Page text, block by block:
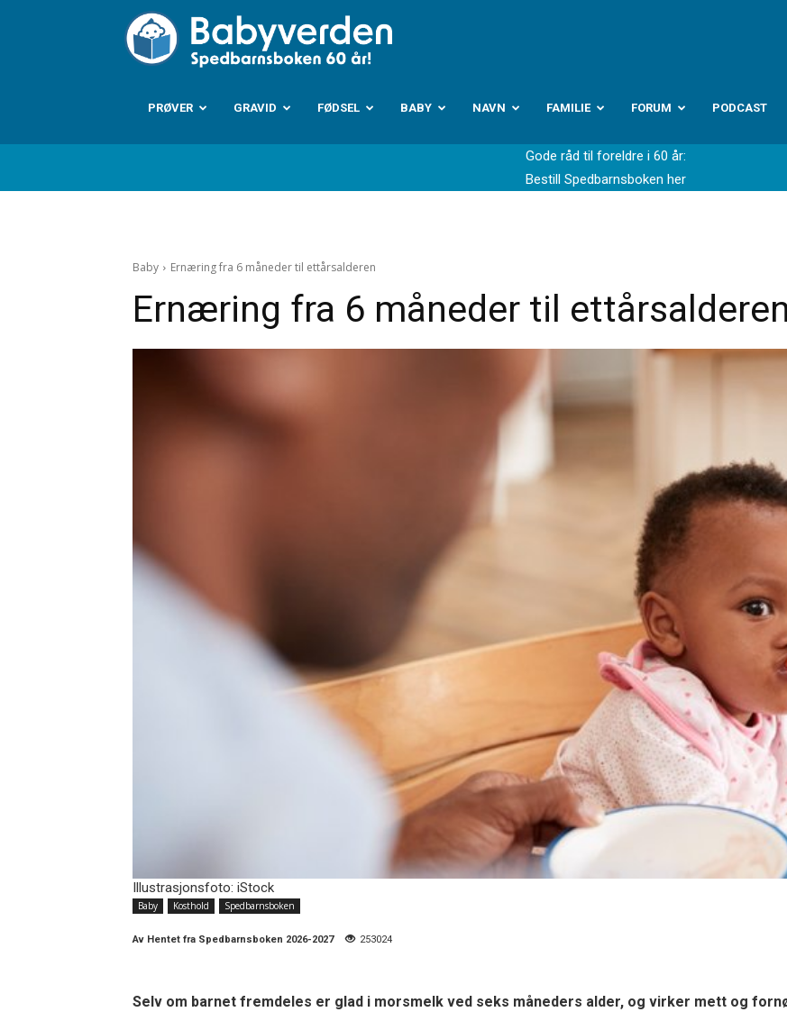
Babyverden.no
PRØVER GRAVID FØDSEL BABY NAVN FAMILIE FORUM PODCAST
Gode råd til foreldre i 60 år:
Bestill Spedbarnsboken her
Baby Ernæring fra 6 måneder til ettårsalderen
Ernæring fra 6 måneder til ettårsalderen
Illustrasjonsfoto: iStock
Baby Kosthold Spedbarnsboken
Av Hentet fra Spedbarnsboken 2026-2027 253024
Selv om barnet fremdeles er glad i morsmelk ved seks måneders alder, og virker mett og